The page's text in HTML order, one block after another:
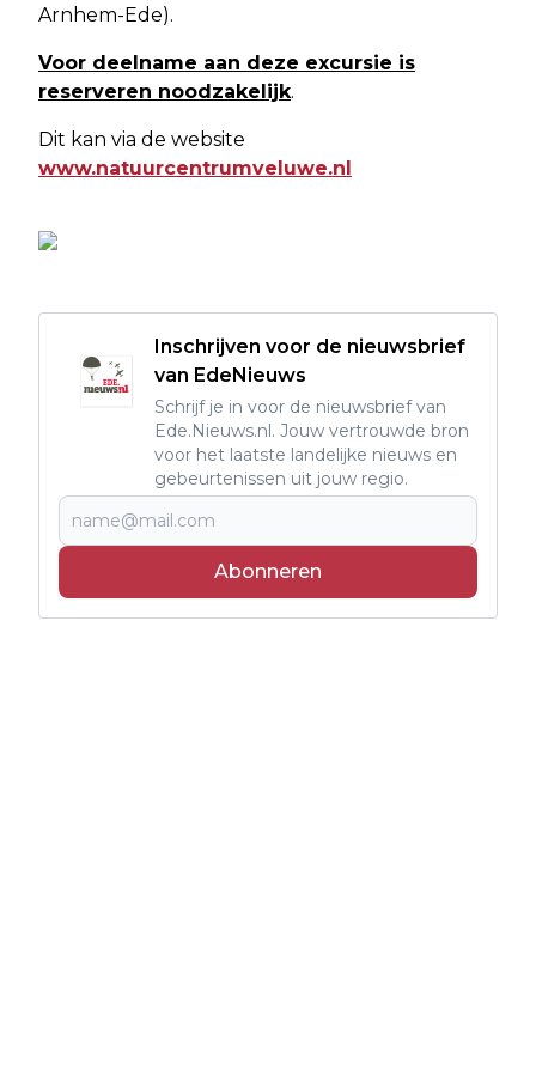
Arnhem-Ede).
Voor deelname aan deze excursie is
reserveren noodzakelijk.
Dit kan via de website
www.natuurcentrumveluwe.nl
Inschrijven voor de nieuwsbrief
van EdeNieuws
Schrijf je in voor de nieuwsbrief van
Ede.Nieuws.nl. Jouw vertrouwde bron
voor het laatste landelijke nieuws en
gebeurtenissen uit jouw regio.
Abonneren